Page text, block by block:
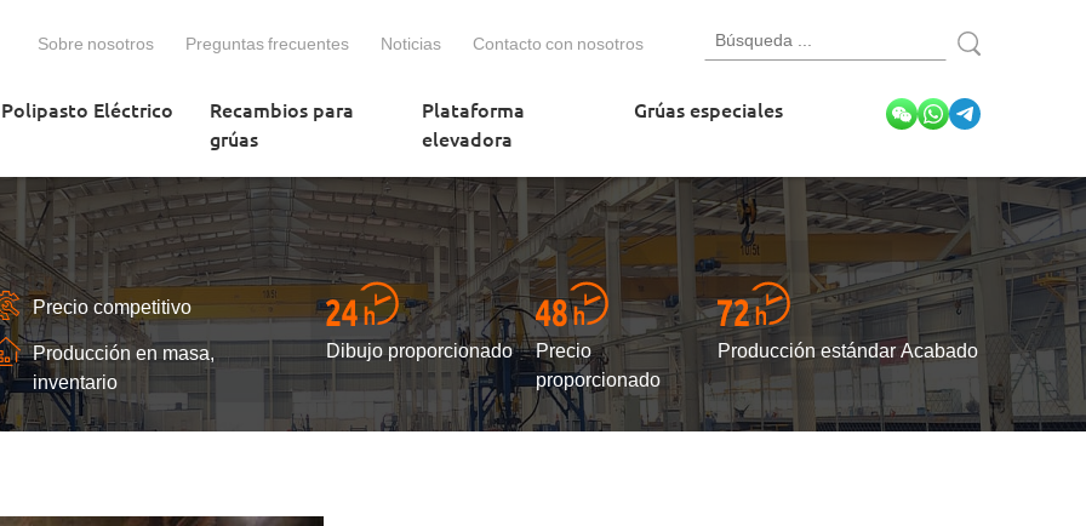
Sobre nosotros Preguntas frecuentes Noticias Contacto con nosotros
Polipasto Eléctrico
Recambios para
grúas
Plataforma
elevadora
Grúas especiales
Precio competitivo
Producción en masa,
inventario
Dibujo proporcionado
Precio
proporcionado
Producción estándar Acabado